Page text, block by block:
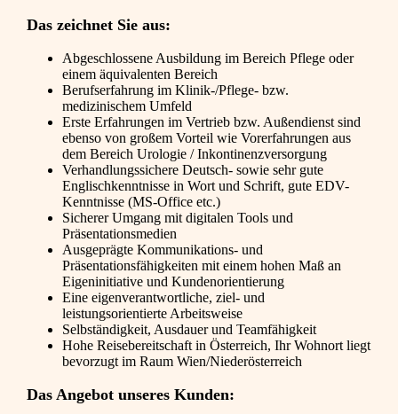
Das zeichnet Sie aus:
Abgeschlossene Ausbildung im Bereich Pflege oder
einem äquivalenten Bereich
Berufserfahrung im Klinik-/Pflege- bzw.
medizinischem Umfeld
Erste Erfahrungen im Vertrieb bzw. Außendienst sind
ebenso von großem Vorteil wie Vorerfahrungen aus
dem Bereich Urologie / Inkontinenzversorgung
Verhandlungssichere Deutsch- sowie sehr gute
Englischkenntnisse in Wort und Schrift, gute EDV-
Kenntnisse (MS-Office etc.)
Sicherer Umgang mit digitalen Tools und
Präsentationsmedien
Ausgeprägte Kommunikations- und
Präsentationsfähigkeiten mit einem hohen Maß an
Eigeninitiative und Kundenorientierung
Eine eigenverantwortliche, ziel- und
leistungsorientierte Arbeitsweise
Selbständigkeit, Ausdauer und Teamfähigkeit
Hohe Reisebereitschaft in Österreich, Ihr Wohnort liegt
bevorzugt im Raum Wien/Niederösterreich
Das Angebot unseres Kunden: